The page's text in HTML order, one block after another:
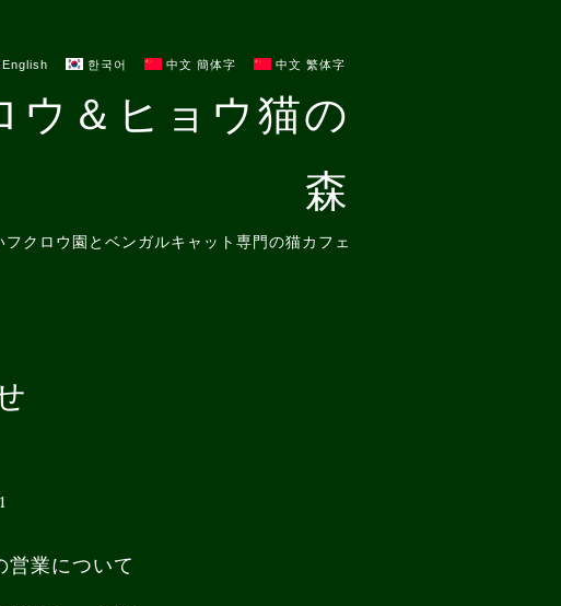
English 한국어 中文 簡体字 中文 繁体字
ウ＆ヒョウ猫の
森
クロウ園とベンガルキャット専門の猫カフェ
営業について